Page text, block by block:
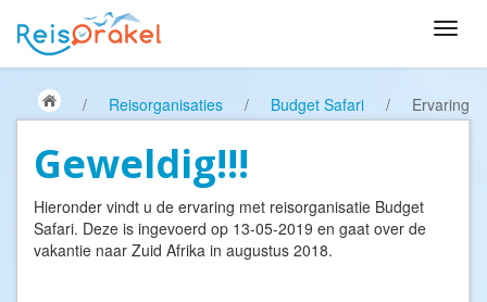
/ Reisorganisaties / Budget Safari / Ervaring
Geweldig!!!
Hieronder vindt u de ervaring met reisorganisatie Budget
Safari. Deze is ingevoerd op 13-05-2019 en gaat over de
vakantie naar Zuid Afrika in augustus 2018.